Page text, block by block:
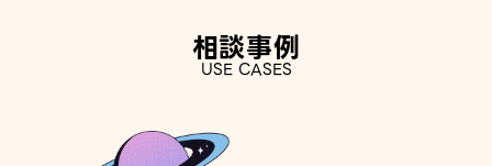
相談事例
USE CASES